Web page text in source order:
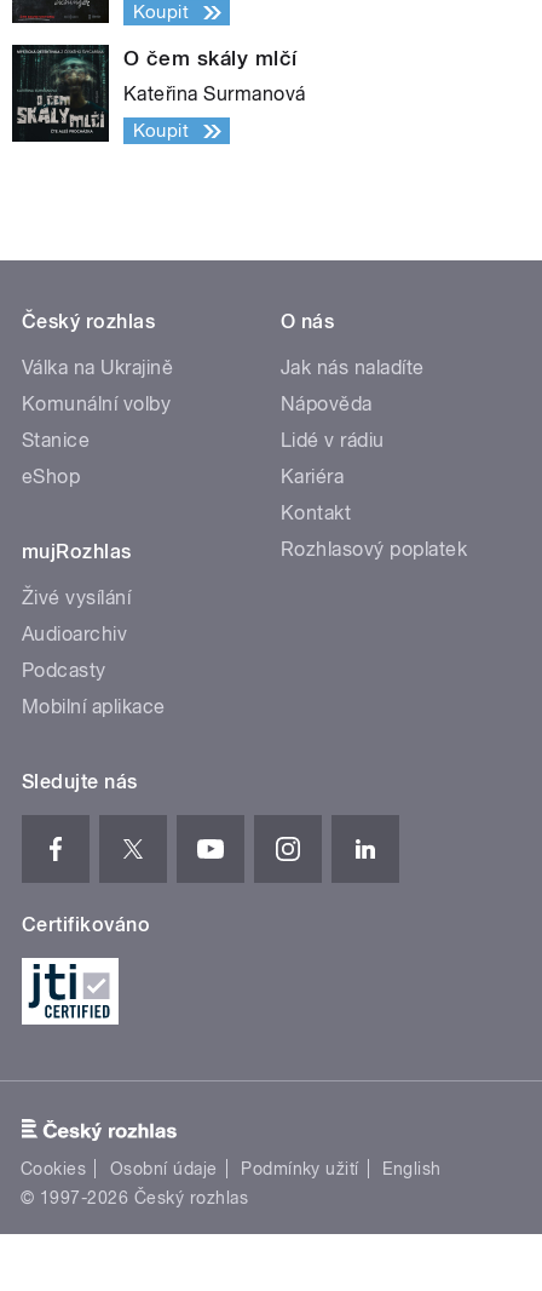
Koupit
O čem skály mlčí
Kateřina Surmanová
Koupit
Český rozhlas
Válka na Ukrajině
Komunální volby
Stanice
eShop
mujRozhlas
Živé vysílání
Audioarchiv
Podcasty
Mobilní aplikace
O nás
Jak nás naladíte
Nápověda
Lidé v rádiu
Kariéra
Kontakt
Rozhlasový poplatek
Sledujte nás
Certifikováno
Cookies Osobní údaje Podmínky užití
English
© 1997-2026 Český rozhlas